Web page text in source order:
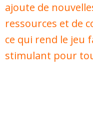
ajoute de
ressources et de
ce qui rend le jeu
stimulant pour